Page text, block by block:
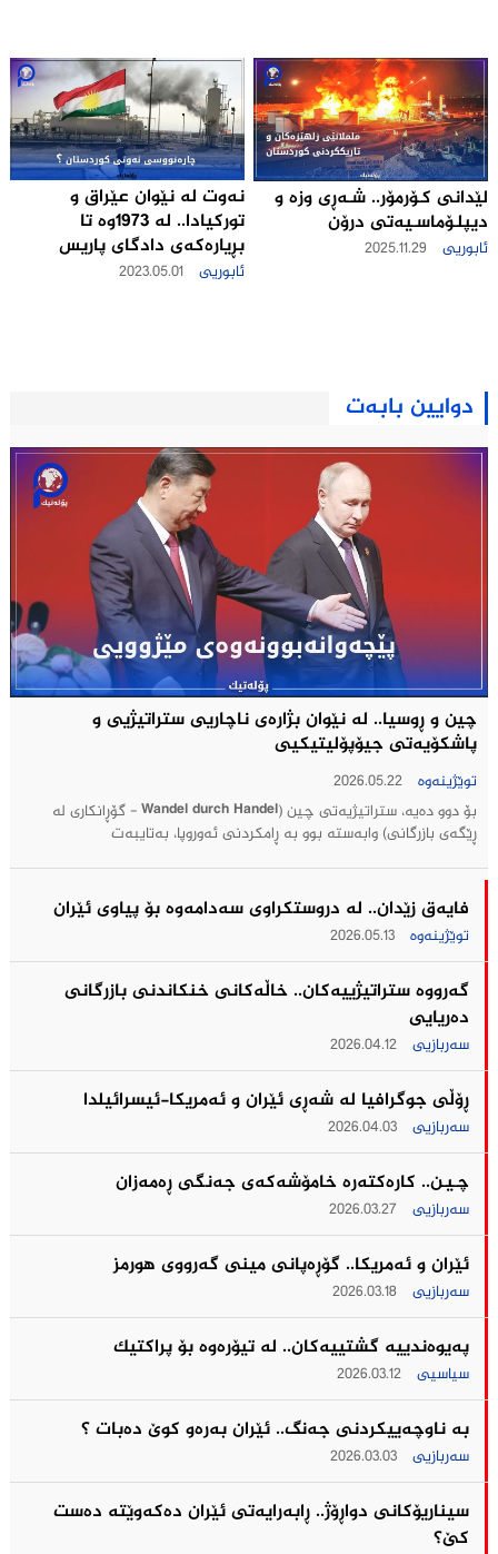
لێدانى كـۆرمۆر.. شـەڕی وزە و
دیپلـۆماسـیەتی درۆن
ئابوریی 2025.11.29
نه‌وت له‌ نێوان عێراق و
توركیادا.. له‌ 1973وه‌ تا
بڕیاره‌كه‌ی دادگای پاریس
ئابوریی 2023.05.01
دوایین بابەت
چین و ڕوسیا.. لە نێوان بژارەی ناچاریی ستراتیژيی و
پاشکۆیەتی جیۆپۆلیتیکيی
توێژینەوە
2026.05.22
بۆ دوو دەیە، ستراتیژیەتی چین (Wandel durch Handel - گۆڕانکاری لە
ڕێگەی بازرگانی) وابەستە بوو بە ڕامکردنی ئەوروپا، بەتایبەت
فایەق زێدان.. له‌ دروستكراوی سه‌دامه‌وه‌ بۆ پیاوی ئێران
توێژینەوە 2026.05.13
گه‌رووه‌ ستراتیژییه‌كان.. خاڵه‌كانی خنكاندنی بازرگانی
ده‌ریایی
سەربازیی 2026.04.12
ڕۆڵی جوگرافیا لە شەڕی ئێران و ئەمریکا-ئیسرائیلدا
سەربازیی 2026.04.03
چـیـن.. كاره‌كته‌ره‌ خامۆشه‌كه‌ی جه‌نگى ڕه‌مه‌زان
سەربازیی 2026.03.27
ئێران و ئه‌مریكا.. گۆڕەپانی مینی گه‌رووی هورمز
سەربازیی 2026.03.18
په‌یوه‌ندییه‌ گشتییه‌كان.. له‌ تیۆره‌وه‌ بۆ پراكتیك
سیاسیی 2026.03.12
بە ناوچەییکردنی جەنگ.. ئێران به‌ره‌و كوێ ده‌بات ؟
سەربازیی 2026.03.03
سیناریۆکانی دواڕۆژ.. ڕابەرایەتی ئێران دەکەوێتە دەست
کێ؟